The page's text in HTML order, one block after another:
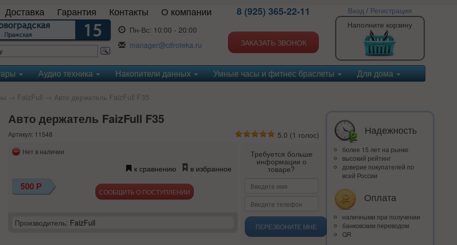
Доставка Гарантия Контакты О компании
Пн-Вс: 10:00 - 20:00
manager@cifroteka.ru
8 (925) 365-22-11
ЗАКАЗАТЬ ЗВОНОК
Вход/ Регистрация
Наполните корзину
Аудио техника Накопители данных Умные часы и фитнес браслеты Для дома
→ FaizFull → Авто держатель FaizFull F35
Авто держатель FaizFull F35
Артикул: 11548 5.0 (1 голос)
Нет в наличии
к сравнению в избранное
500 Р СООБЩИТЬ О ПОСТУПЛЕНИИ
Производитель: FaizFull
Требуется больше
информации о
товаре?
ПЕРЕЗВОНИТЕ МНЕ
Надежность
более 15 лет на рынке
высокий рейтинг
доверие покупателей по
всей России
Оплата
наличными при получении
банковским переводом
QR